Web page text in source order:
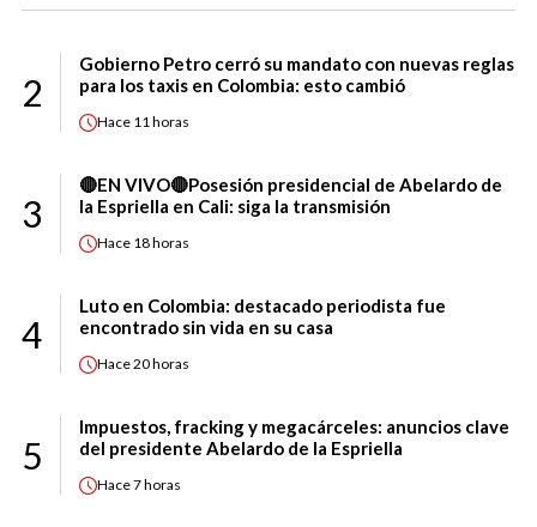
2
Gobierno Petro cerró su mandato con nuevas reglas
para los taxis en Colombia: esto cambió
Hace 11 horas
3
🔴EN VIVO🔴Posesión presidencial de Abelardo de
la Espriella en Cali: siga la transmisión
Hace 18 horas
4
Luto en Colombia: destacado periodista fue
encontrado sin vida en su casa
Hace20 horas
5
Impuestos, fracking y megacárceles: anuncios clave
del presidente Abelardo de la Espriella
Hace7 horas